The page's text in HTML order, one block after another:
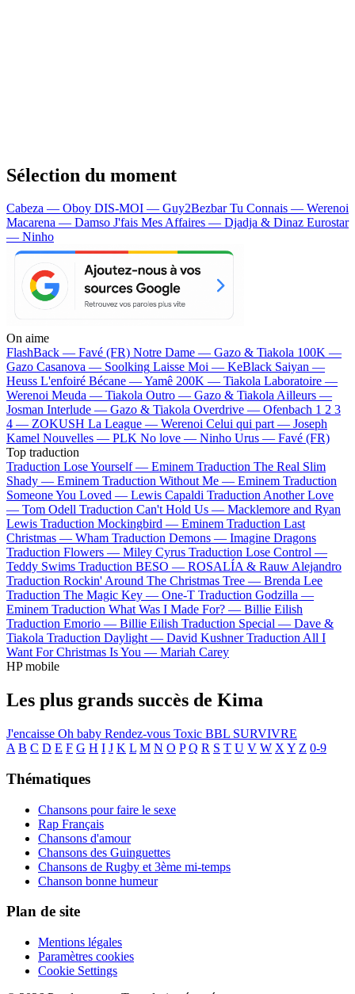
Sélection du moment
Cabeza — Oboy DIS-MOI — Guy2BezbarTu Connais — Werenoi
Macarena — Damso J'fais Mes Affaires — Djadja & Dinaz Eurostar
— Ninho
On aime
FlashBack — Favé (FR) Notre Dame — Gazo & Tiakola 100K —
Gazo Casanova — Soolking Laisse Moi — KeBlack Saiyan —
Heuss L'enfoiré Bécane —Yamê 200K — Tiakola Laboratoire —
Werenoi Meuda — Tiakola Outro — Gazo & TiakolaAilleurs —
Josman Interlude — Gazo & Tiakola Overdrive — Ofenbach 1 2 3
4 — ZOKUSH La League — Werenoi Celui qui part — Joseph
Kamel Nouvelles — PLK No love — Ninho Urus — Favé (FR)
Top traduction
Traduction Lose Yourself — Eminem Traduction The Real Slim
Shady — Eminem Traduction Without Me — Eminem Traduction
Someone You Loved — Lewis Capaldi Traduction Another Love
— Tom Odell Traduction Can't Hold Us — Macklemore and Ryan
Lewis Traduction Mockingbird — Eminem Traduction Last
Christmas — Wham Traduction Demons — Imagine Dragons
Traduction Flowers — Miley Cyrus Traduction Lose Control —
Teddy Swims Traduction BESO — ROSALÍA & Rauw Alejandro
Traduction Rockin' Around The Christmas Tree — Brenda Lee
Traduction The Magic Key — One-T Traduction Godzilla —
Eminem Traduction What Was I Made For? — Billie Eilish
Traduction Emorio — Billie Eilish Traduction Special — Dave &
Tiakola Traduction Daylight — David Kushner Traduction All I
Want For Christmas Is You — Mariah Carey
HP mobile
Les plus grands succès de Kima
J'encaisse Oh baby Rendez-vous Toxic BBL SURVIVRE
A B C D E F G H I J K L M N O P Q R S T U V W X Y Z 0-9
Thématiques
Chansons pour faire le sexe
Rap Français
Chansons d'amour
Chansons des Guinguettes
Chansons de Rugby et 3ème mi-temps
Chanson bonne humeur
Plan de site
Mentions légales
Paramètres cookies
Cookie Settings